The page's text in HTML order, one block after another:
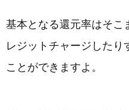
基本となる還元率はそこ
レジットチャージしたり
ことができますよ。